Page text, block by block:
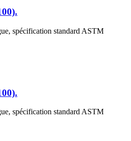
spécification standard ASTM
spécification standard ASTM